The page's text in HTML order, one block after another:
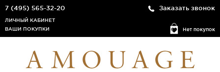
7 (495) 565-32-20 Заказать звонок
Нет покупок
ЛИЧНЫЙ КАБИНЕТ
ВАШИ ПОКУПКИ